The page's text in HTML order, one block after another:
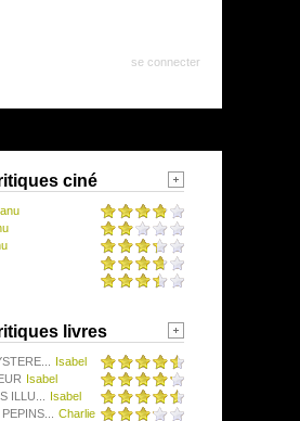
se connecter
ciné
livres
Isabel
Isabel
ILLU...
Isabel
Charlie